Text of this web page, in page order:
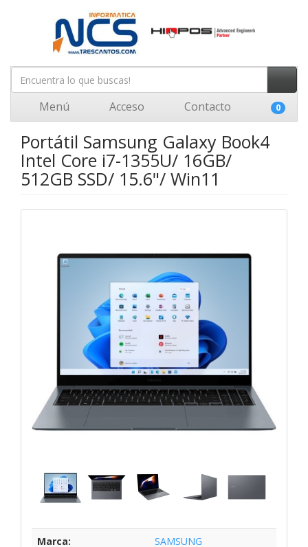
Menú Acceso Contacto 0
Portátil Samsung Galaxy Book4
Intel Core i7-1355U/ 16GB/
512GB SSD/ 15.6"/ Win11
Marca:
SAMSUNG